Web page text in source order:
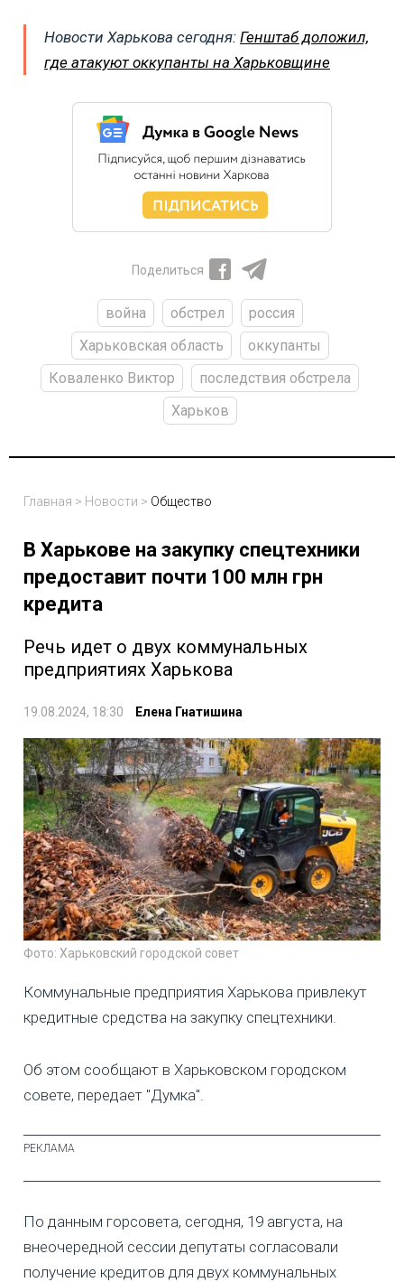
Новости Харькова сегодня: Генштаб доложил,
где атакуют оккупанты на Харьковщине
Поделиться
война обстрел
россия
Харьковская область
оккупанты
Коваленко Виктор
последствия обстрела
Харьков
Главная > Новости > Общество
В Харькове на закупку спецтехники
предоставит почти 100 млн грн
кредита
Речь идет о двух коммунальных
предприятиях Харькова
19.08.2024, 18:30 Елена Гнатишина
Фото: Харьковский городской совет
Коммунальные предприятия Харькова привлекут
кредитные средства на закупку спецтехники.
Об этом сообщают в Харьковском городском
совете, передает "Думка".
По данным горсовета, сегодня, 19 августа, на
внеочередной сессии депутаты согласовали
получение кредитов для двух коммунальных